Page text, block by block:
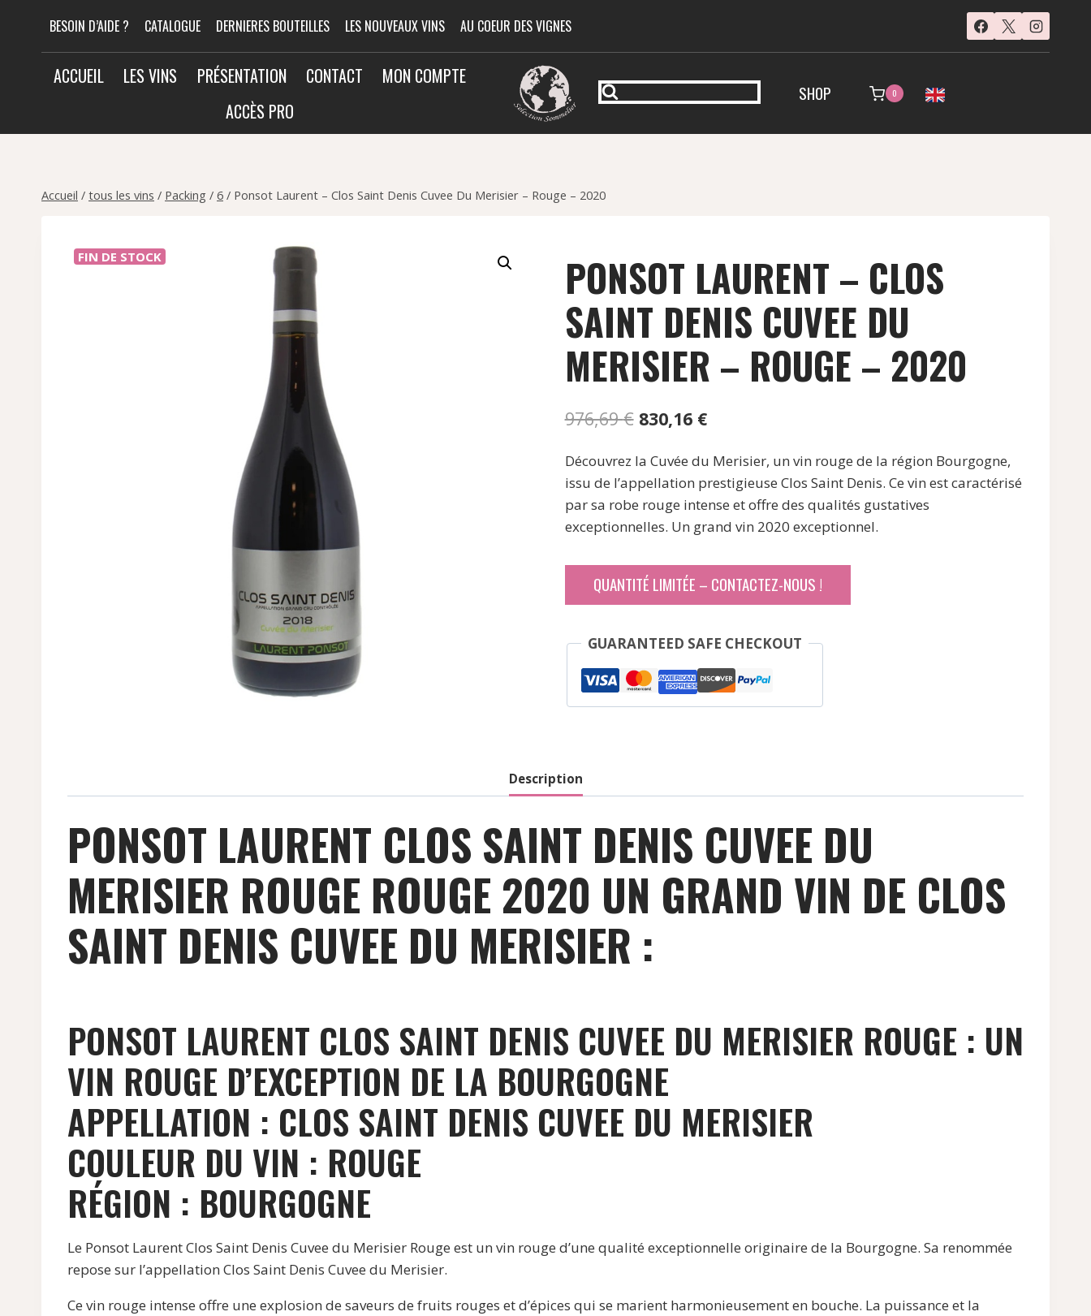
contenu
BESOIN D’AIDE ? CATALOGUE DERNIERES BOUTEILLES LES NOUVEAUX VINS AU COEUR DES VIGNES
ACCUEIL LES VINS PRÉSENTATION CONTACT
MON COMPTE
ACCÈS PRO
SHOP 0
Accueil / tous les vins / Packing / 6 / Ponsot Laurent – Clos Saint Denis Cuvee Du Merisier – Rouge – 2020
FIN DE STOCK
PONSOT LAURENT – CLOS
SAINT DENIS CUVEE DU
MERISIER – ROUGE – 2020
976,69€ Le
initial
était :
976,69 €.
830,16 €Le
actuel
est :
830,16 €.
Découvrez la Cuvée du Merisier, un vin rouge de la région Bourgogne,
issu de l’appellation prestigieuse Clos Saint Denis. Ce vin est caractérisé
par sa robe rouge intense et offre des qualités gustatives
exceptionnelles. Un grand vin 2020 exceptionnel.
QUANTITÉ LIMITÉE – CONTACTEZ-NOUS !
GUARANTEED SAFE CHECKOUT
Description
PONSOT LAURENT CLOS SAINT DENIS CUVEE DU
MERISIER ROUGE ROUGE 2020 UN GRAND VIN DE CLOS
SAINT DENIS CUVEE DU MERISIER :
PONSOT LAURENT CLOS SAINT DENIS CUVEE DU MERISIER ROUGE : UN
VIN ROUGE D’EXCEPTION DE LA BOURGOGNE
APPELLATION : CLOS SAINT DENIS CUVEE DU MERISIER
COULEUR DU VIN : ROUGE
RÉGION : BOURGOGNE
Le Ponsot Laurent Clos Saint Denis Cuvee du Merisier Rouge est un vin rouge d’une qualité exceptionnelle originaire de la Bourgogne. Sa renommée
repose sur l’appellation Clos Saint Denis Cuvee du Merisier.
Ce vin rouge intense offre une explosion de saveurs de fruits rouges et d’épices qui se marient harmonieusement en bouche. La puissance et la